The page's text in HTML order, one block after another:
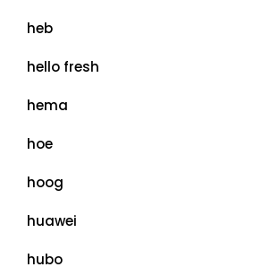
heb
hello fresh
hema
hoe
hoog
huawei
hubo